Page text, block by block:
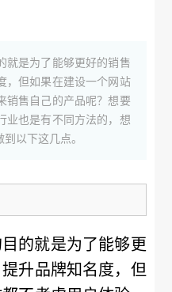
就是为了能够更好的销售
，但如果在建设一个网站
销售自己的产品呢？想要
业也是有不同方法的，想
以下这几点。
的就是为了能够更
升品牌知名度，但